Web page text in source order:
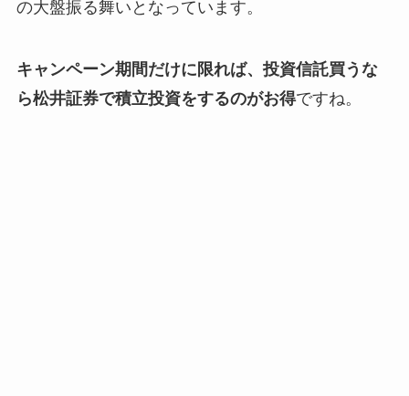
の大盤振る舞いとなっています。
キャンペーン期間だけに限れば、投資信託買うな
ら松井証券で積立投資をするのがお得ですね。